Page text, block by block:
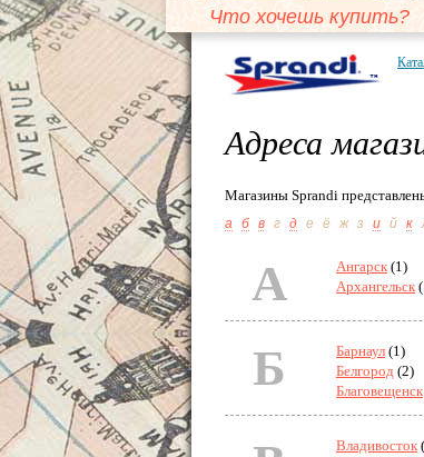
Что хочешь купить?
Адреса
Магазины Sprandi
а б в г д е ё ж з и й к
А Ангарск (1)
Архангельск
Б Барнаул (1)
Белгород (2)
Благовещенск
Владивосток